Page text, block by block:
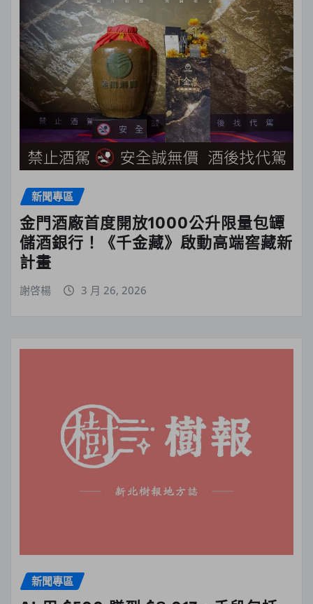
新聞專區
金門酒廠首度開放1000公升限量包罈
儲酒銀行！《千金藏》啟動高端窖藏新
計畫
謝啓楊 3 月 26, 2026
新聞專區